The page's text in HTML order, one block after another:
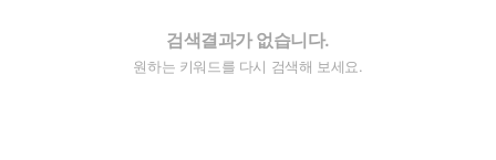
검색결과가 없습니다.
원하는 키워드를 다시 검색해 보세요.